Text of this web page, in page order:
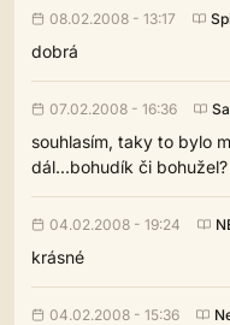
08.02.2008 - 13:17
dobrá
07.02.2008 - 16:36
souhlasím, taky to bylo
dál...bohudík či bohužel?
04.02.2008 - 19:24
krásné
04.02.2008 - 15:36